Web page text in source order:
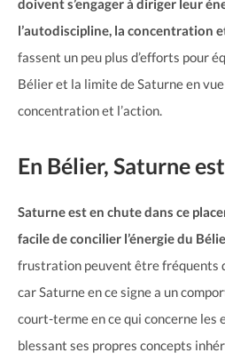
doivent s’engager à diriger leur
l’autodiscipline, la concentration
fassent un peu plus d’efforts pour
Bélier et la limite de Saturne en vue
concentration et l’action.
En Bélier, Saturne
Saturne est en chute dans ce
facile de concilier l’énergie du
frustration peuvent être fréquents
car Saturne en ce signe a un
court-terme en ce qui concerne les
blessant ses propres concepts